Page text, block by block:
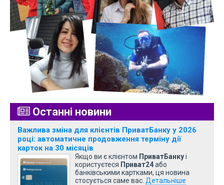
Останні новини
Важлива зміна для клієнтів ПриватБанку у 2026
році: автоматичне продовження терміну дії
карток на 30 місяців
Якщо ви є клієнтом ПриватБанкуі
користуєтеся Приват24або
банківськими картками, ця новина
стосується саме вас. Детальніше